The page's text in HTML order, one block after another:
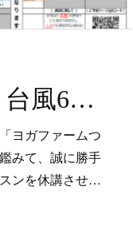
【重要】６月３日 台風6号に伴う休講について
ヨガファームつ
みて、誠に勝手
ンを休講させ…